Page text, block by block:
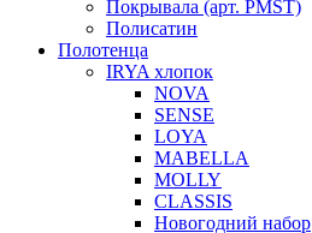
Покрывала (арт. PMST)
Полисатин
Полотенца
IRYA хлопок
NOVA
SENSE
LOYA
MABELLA
MOLLY
CLASSIS
Новогодний набор